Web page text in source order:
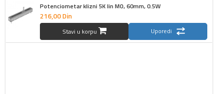
Potenciometar klizni 5K lin MO, 60mm, 0.5W
216,00Din
Stavi u korpu Uporedi